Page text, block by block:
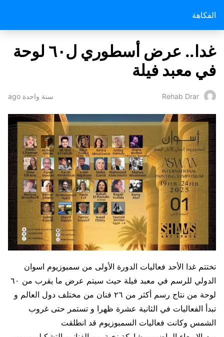
الفكاهة
غدا.. عرض أسطوري ل٦٠ لوحة
في معبد فيلة
Rehab Drar سنة واحدة ago
تختتم غدا الأحد فعاليات الدورة الأولى من سمبوزيوم اسوان
الدولي للرسم في معبد فيلة حيث سيتم عرض ما يقرب من ٦٠
لوحة من نتاج رسم أكثر من ٢٦ فنان من مختلف دول العالم و
تبدأ الفعاليات في الثانية عشرة ظهرا و تستمر حتى غروب
الشمس وكانت فعاليات السمبوزيوم قد انطلقت